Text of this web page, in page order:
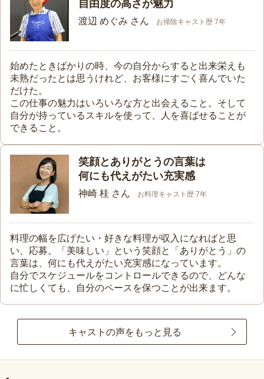
自由度の高さが魅力
渡辺 めぐみ さん お掃除キャスト歴 7年
始めたときばかりの時、今の自分からすると出来栄えも
未熟だったとは思うけれど、お客様にすごく喜んでいた
だけた。
この仕事の魅力はいろいろな方と出会えること。そして
自分が持っているスキルを使って、人を喜ばせることが
できること。
笑顔とありがとうの言葉は
何にも代えがたい充実感
神崎 桂 さん お料理キャスト歴 7年
料理の幅を広げたい・好きな料理が収入になればと思
い、応募。「美味しい」という笑顔と「ありがとう」の
言葉は、何にも代えがたい充実感になっています。
自分でスケジュールをコントロールできるので、どんな
に忙しくても、自分のペースを保つことが出来ます。
キャストの声をもっと見る